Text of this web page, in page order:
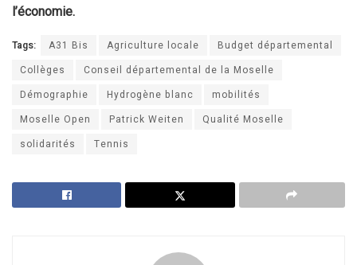
l’économie.
Tags: A31 Bis Agriculture locale
Budget départemental
Collèges
Conseil départemental de la Moselle
Démographie
Hydrogène blanc
mobilités
Moselle Open
Patrick Weiten
Qualité Moselle
solidarités
Tennis